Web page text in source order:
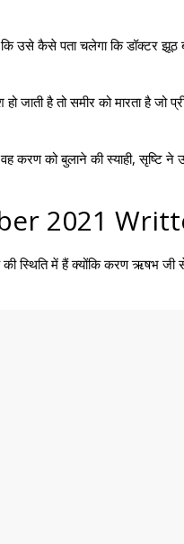
उसे कैसे पता चलेगा कि डॉक्टर झूठ
है तो समीर को मारता है जो
करण को बुलाने की स्याही,
2021
स्थिति में हैं क्योंकि करण ऋषभ जी